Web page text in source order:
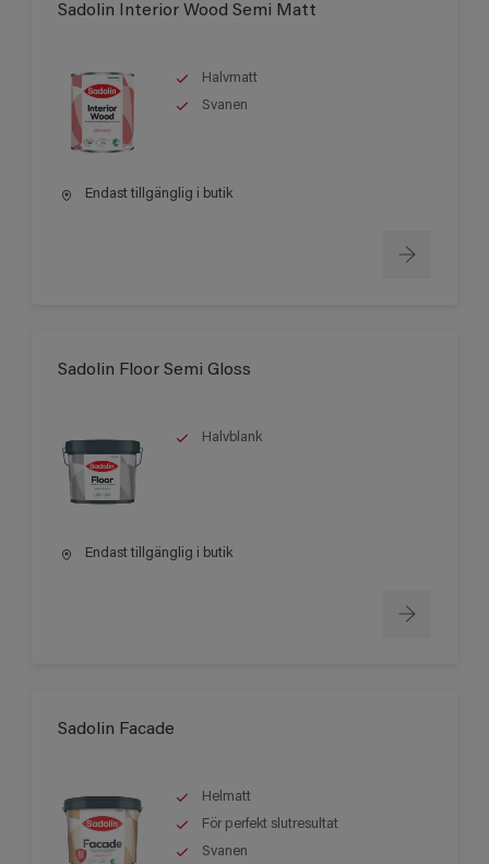
Sadolin Interior Wood Semi Matt
Halvmatt
Svanen
Endast tillgänglig i butik
Sadolin Floor Semi Gloss
Halvblank
Endast tillgänglig i butik
Sadolin Facade
Helmatt
För perfekt slutresultat
Svanen